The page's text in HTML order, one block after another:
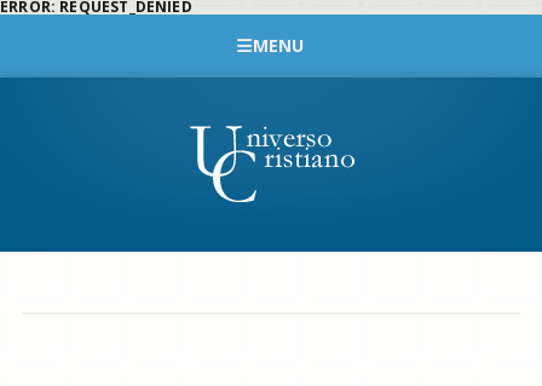
ERROR: REQUEST_DENIED
MENU